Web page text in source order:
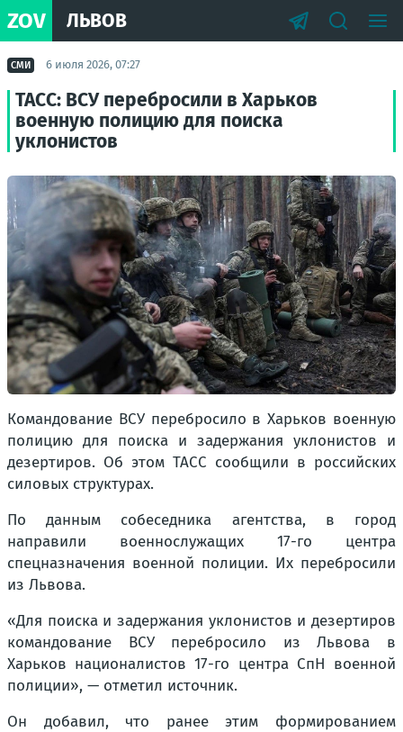
ZOV ЛЬВОВ
СМИ 6 июля 2026, 07:27
ТАСС: ВСУ перебросили в Харьков
военную полицию для поиска
уклонистов
Командование ВСУ перебросило в Харьков военную
полицию для поиска и задержания уклонистов и
дезертиров. Об этом ТАСС сообщили в российских
силовых структурах.
По данным собеседника агентства, в город
направили военнослужащих 17-го центра
спецназначения военной полиции. Их перебросили
из Львова.
«Для поиска и задержания уклонистов и дезертиров
командование ВСУ перебросило из Львова в
Харьков националистов 17-го центра СпН военной
полиции», — отметил источник.
Он добавил, что ранее этим формированием